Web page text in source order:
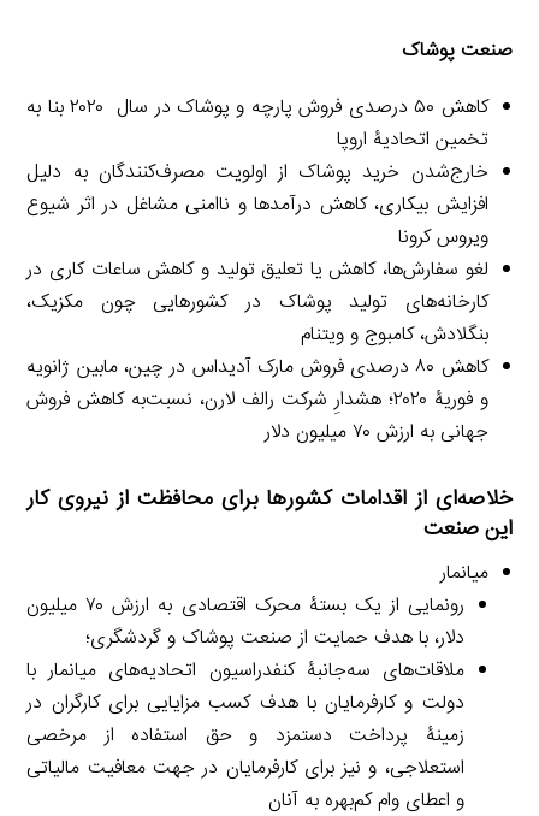
صنعت پوشاک
کاهش ۵۰ درصدی فروش پارچه و پوشاک در سال ۲۰۲۰ بنا به
تخمین اتحادیۀ اروپا
خارج‌شدن خرید پوشاک از اولویت مصرف‌کنندگان به دلیل
افزایش بیکاری، کاهش درآمدها و ناامنی مشاغل در اثر شیوع
ویروس کرونا
لغو سفارش‌ها، کاهش یا تعلیق تولید و کاهش ساعات کاری در
کارخانه‌های تولید پوشاک در کشورهایی چون مکزیک،
بنگلادش، کامبوج و ویتنام
کاهش ۸۰ درصدی فروش مارک آدیداس در چین، مابین ژانویه
و فوریۀ ۲۰۲۰؛ هشدارِ شرکت رالف لارن، نسبت‌به کاهش فروش
جهانی به ارزش ۷۰ میلیون دلار
خلاصه‌ای از اقدامات کشورها برای محافظت از نیروی کار
این صنعت
میانمار
رونمایی از یک بستۀ محرک اقتصادی به ارزش ۷۰ میلیون
دلار، با هدف حمایت از صنعت پوشاک و گردشگری؛
ملاقات‌های سه‌جانبۀ کنفدراسیون اتحادیه‌های میانمار با
دولت و کارفرمایان با هدف کسب مزایایی برای کارگران در
زمینۀ پرداخت دستمزد و حق استفاده از مرخصی
استعلاجی، و نیز برای کارفرمایان در جهت معافیت مالیاتی
و اعطای وام کم‌بهره به آنان